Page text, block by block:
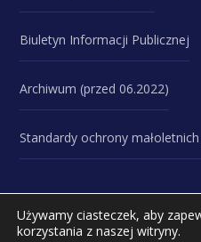
Biuletyn Informacji Publicznej
Archiwum (przed 06.2022)
Standardy ochrony
Używamy ciasteczek, aby
korzystania z naszej witryny.